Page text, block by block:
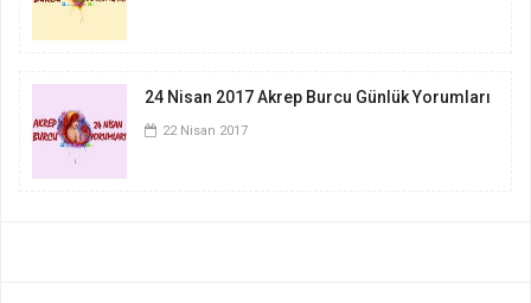
24 Nisan 2017 Akrep Burcu Günlük Yorumları
22 Nisan 2017